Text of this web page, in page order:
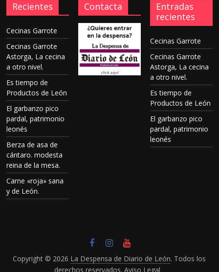
Recientes
Cecinas Garrote
Cecinas Garrote
Astorga, La cecina
a otro nivel.
Es tiempo de
Productos de León
El garbanzo pico
pardal, patrimonio
leonés
Berza de asa de
cántaro. modesta
reina de la mesa.
Carne «roja» sana
y de León.
Contacta
Entradas
recientes
Cecinas Garrote
Cecinas Garrote
Astorga, La cecina
a otro nivel.
Es tiempo de
Productos de León
El garbanzo pico
pardal, patrimonio
leonés
Copyright © 2026 La Despensa de Diario de León. Todos los
derechos reservados.Aviso Legal